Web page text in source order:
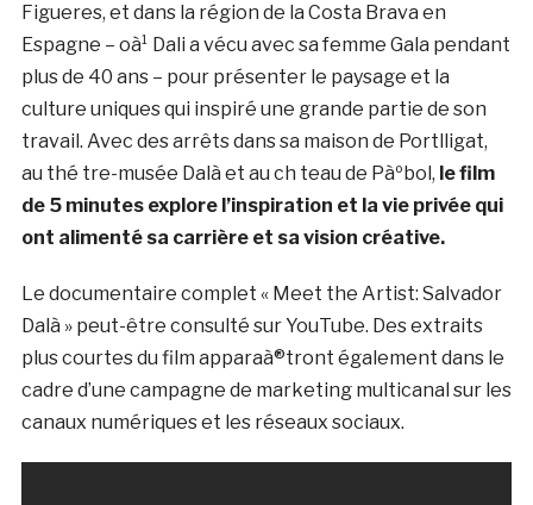
Figueres, et dans la région de la Costa Brava en
Espagne – oà¹ Dali a vécu avec sa femme Gala pendant
plus de 40 ans – pour présenter le paysage et la
culture uniques qui inspiré une grande partie de son
travail. Avec des arrêts dans sa maison de Portlligat,
au thé tre-musée Dalà­ et au ch teau de Pàºbol, le film
de 5 minutes explore l’inspiration et la vie privée qui
ont alimenté sa carrière et sa vision créative.
Le documentaire complet « Meet the Artist: Salvador
Dalà­ » peut-être consulté sur YouTube. Des extraits
plus courtes du film apparaà®tront également dans le
cadre d’une campagne de marketing multicanal sur les
canaux numériques et les réseaux sociaux.